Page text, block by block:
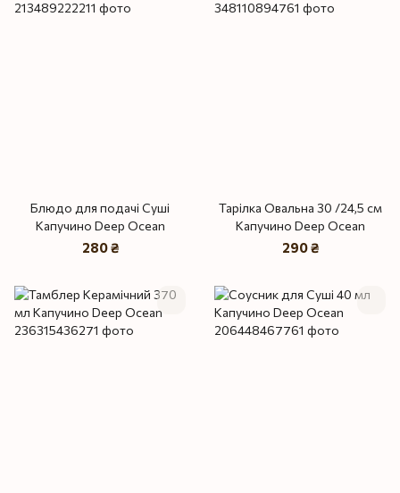
Блюдо для подачі Суші
Капучино Deep Ocean
280 ₴
Тарілка Овальна 30 /24,5 см
Капучино Deep Ocean
290 ₴